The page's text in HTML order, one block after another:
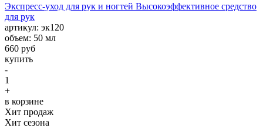
Экспресс-уход для рук и ногтей Высокоэффективное средство
для рук
aртикул: эк120
объем: 50 мл
660 руб
купить
-
1
+
в корзине
Хит продаж
Хит сезона